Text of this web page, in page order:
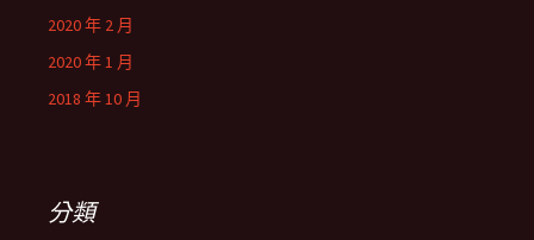
2020 年 2 月
2020 年 1 月
2018 年 10 月
分類